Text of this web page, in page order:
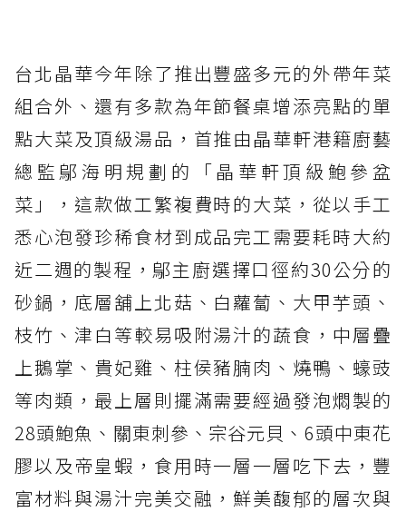
台北晶華今年除了推出豐盛多元的外帶年菜
組合外、還有多款為年節餐桌增添亮點的單
點大菜及頂級湯品，首推由晶華軒港籍廚藝
總監鄔海明規劃的「晶華軒頂級鮑參盆
菜」，這款做工繁複費時的大菜，從以手工
悉心泡發珍稀食材到成品完工需要耗時大約
近二週的製程，鄔主廚選擇口徑約30公分的
砂鍋，底層舖上北菇、白蘿蔔、大甲芋頭、
枝竹、津白等較易吸附湯汁的蔬食，中層疊
上鵝掌、貴妃雞、柱侯豬腩肉、燒鴨、蠔豉
等肉類，最上層則擺滿需要經過發泡燜製的
28頭鮑魚、關東刺參、宗谷元貝、6頭中東花
膠以及帝皇蝦，食用時一層一層吃下去，豐
富材料與湯汁完美交融，鮮美馥郁的層次與